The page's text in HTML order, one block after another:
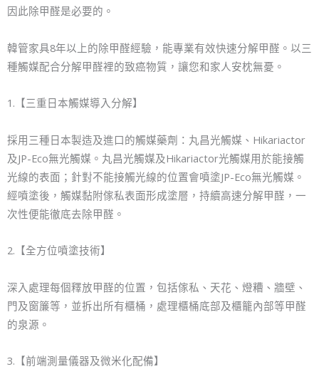
因此除甲醛是必要的。
韓管家具8年以上的除甲醛經驗，能專業有效快速分解甲醛。以三
種觸媒配合分解甲醛裡的致癌物質，讓您和家人安枕無憂。
1.【三重日本觸媒導入分解】
採用三種日本製造及進口的觸媒藥劑：丸昌光觸媒、Hikariactor
及JP-Eco無光觸媒。丸昌光觸媒及Hikariactor光觸媒用於能接觸
光線的表面；針對不能接觸光線的位置會噴塗JP-Eco無光觸媒。
經噴塗後，觸媒黏附傢私表面形成塗層，持續高速分解甲醛，一
次性便能徹底去除甲醛。
2.【全方位噴塗技術】
深入處理每個釋放甲醛的位置，包括傢私、天花、燈糟、牆壁、
門及窗簾等，並拆出所有櫃桶，處理櫃桶底部及櫃籠內部等甲醛
的泉源。
3.【前端測量儀器及微米化配備】